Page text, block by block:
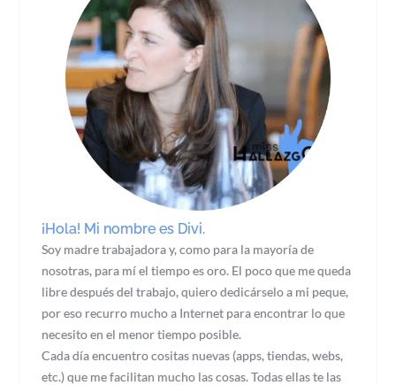
¡Hola! Mi nombre es Divi.
Soy madre trabajadora y, como para la mayoría de
nosotras, para mí el tiempo es oro. El poco que me queda
libre después del trabajo, quiero dedicárselo a mi peque,
por eso recurro mucho a Internet para encontrar lo que
necesito en el menor tiempo posible.
Cada día encuentro cositas nuevas (apps, tiendas, webs,
etc.) que me facilitan mucho las cosas. Todas ellas te las